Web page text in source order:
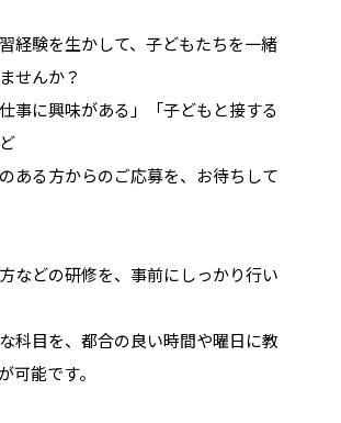
経験を生かして、子どもたちを一緒
せんか？
事に興味がある」「子どもと接する
ある方からのご応募を、お待ちして
などの研修を、事前にしっかり行い
科目を、都合の良い時間や曜日に教
可能です。